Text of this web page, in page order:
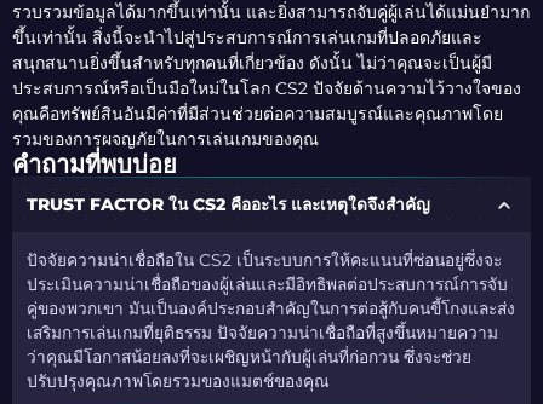
รวบรวมข้อมูลได้มากขึ้นเท่านั้น และยิ่งสามารถจับคู่ผู้เล่นได้แม่นยำมาก
ขึ้นเท่านั้น สิ่งนี้จะนำไปสู่ประสบการณ์การเล่นเกมที่ปลอดภัยและ
สนุกสนานยิ่งขึ้นสำหรับทุกคนที่เกี่ยวข้อง ดังนั้น ไม่ว่าคุณจะเป็นผู้มี
ประสบการณ์หรือเป็นมือใหม่ในโลก CS2 ปัจจัยด้านความไว้วางใจของ
คุณคือทรัพย์สินอันมีค่าที่มีส่วนช่วยต่อความสมบูรณ์และคุณภาพโดย
รวมของการผจญภัยในการเล่นเกมของคุณ
คำถามที่พบบ่อย
TRUST FACTOR ใน CS2 คืออะไร และเหตุใดจึงสำคัญ
ปัจจัยความน่าเชื่อถือใน CS2 เป็นระบบการให้คะแนนที่ซ่อนอยู่ซึ่งจะ
ประเมินความน่าเชื่อถือของผู้เล่นและมีอิทธิพลต่อประสบการณ์การจับ
คู่ของพวกเขา มันเป็นองค์ประกอบสำคัญในการต่อสู้กับคนขี้โกงและส่ง
เสริมการเล่นเกมที่ยุติธรรม ปัจจัยความน่าเชื่อถือที่สูงขึ้นหมายความ
ว่าคุณมีโอกาสน้อยลงที่จะเผชิญหน้ากับผู้เล่นที่ก่อกวน ซึ่งจะช่วย
ปรับปรุงคุณภาพโดยรวมของแมตช์ของคุณ